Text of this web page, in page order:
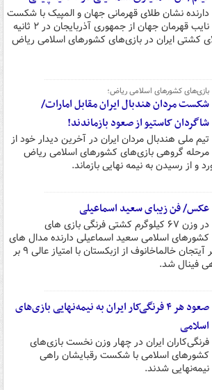
دارنده نشان طلای قهرمانی جهان و المپیک با شکست
نایب قهرمان جهان از جمهوری آذربایجان در ۲ ثانیه
کشتی ایران در بازی‌های کشورهای اسلامی ریاض
بازی‌های کشورهای اسلامی ریاض؛
شکست مردان هندبال ایران مقابل امارات/
شاگردان کاستیو از صعود بازماندند!
تیم ملی هندبال مردان ایران در آخرین دیدار خود از
مرحله گروهی بازی‌های کشورهای اسلامی ریاض
از رسیدن به نیمه نهایی بازماند.
عکس/ فن زیبای سعید اسماعیلی
در وزن ۶۷ کیلوگرم کشتی فرنگی بازی های
کشورهای اسلامی سعید اسماعیلی دارنده مدال های
طلای جهان و المپیک برابر آیتجان خالماخانوف از ازبکستان با امتیاز عالی ۹ بر
فینال شد.
صعود هر ۴ فرنگی‌کار ایران به نیمه‌نهایی بازی‌های
اسلامی
فرنگی‌کاران ایران در چهار وزن نخست بازی‌های
کشورهای اسلامی با شکست رقبایشان راهی
نیمه‌نهایی شدند.